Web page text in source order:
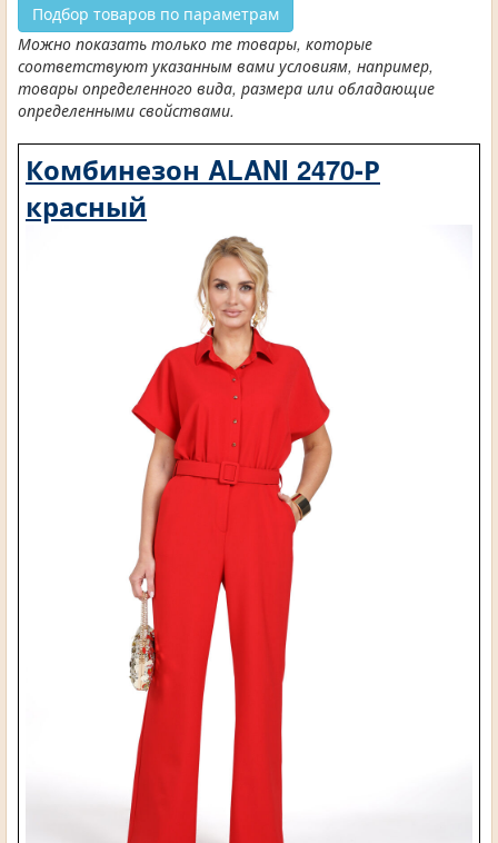
Подбор товаров по параметрам
Можно показать только те товары, которые
соответствуют указанным вами условиям, например,
товары определенного вида, размера или обладающие
определенными свойствами.
Комбинезон ALANI 2470-Р
красный